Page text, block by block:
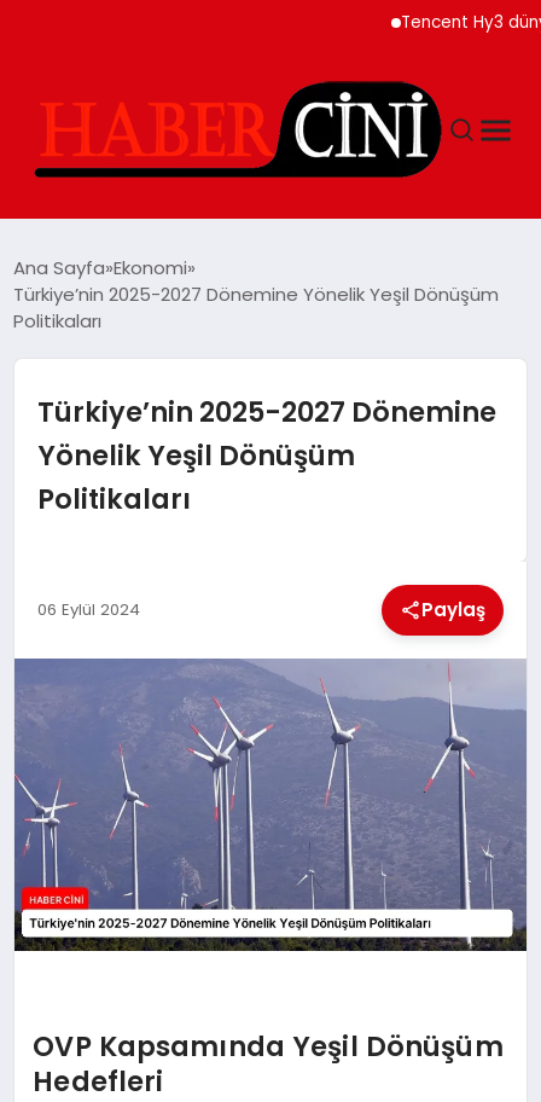
Tencent Hy3 dünya
YAŞAM
GÜNCEL
TEKNOLOJI
GENEL
EKONOMI
YEREL HABERLER
GÜNDEM
Ana Sayfa Ekonomi
Türkiye’nin 2025-2027 Dönemine Yönelik Yeşil Dönüşüm
Politikaları
Türkiye’nin 2025-2027 Dönemine
Yönelik Yeşil Dönüşüm
Politikaları
06 Eylül 2024 Paylaş
OVP Kapsamında Yeşil Dönüşüm
Hedefleri